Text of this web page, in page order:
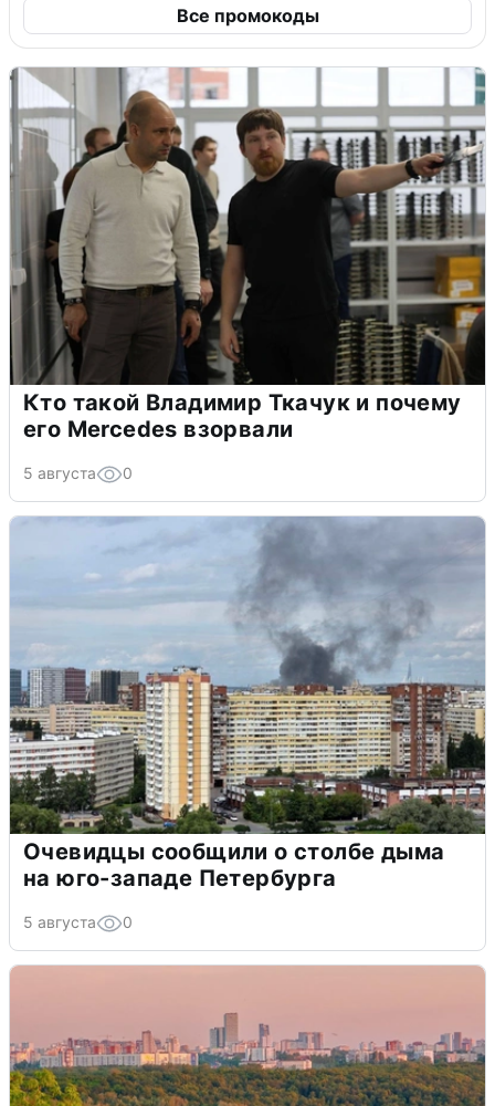
Все промокоды
Кто такой Владимир Ткачук и почему
его Mercedes взорвали
5 августа 0
Очевидцы сообщили о столбе дыма
на юго-западе Петербурга
5 августа 0